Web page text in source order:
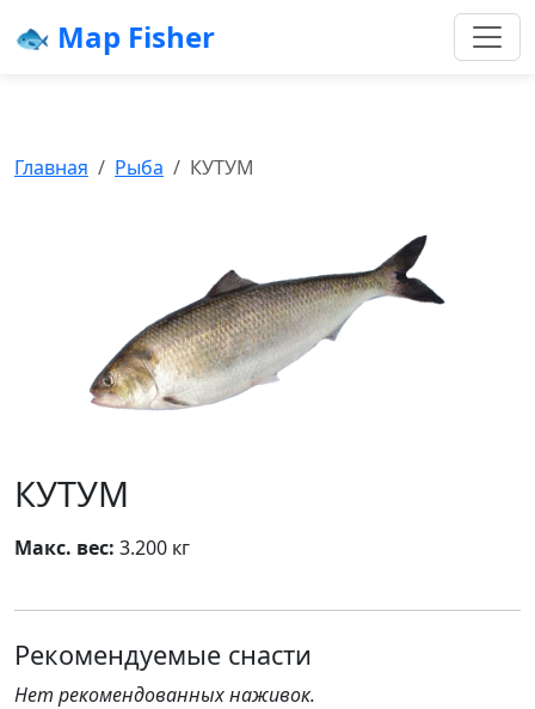
🐟 Map Fisher
Главная Рыба КУТУМ
КУТУМ
Макс. вес: 3.200 кг
Рекомендуемые снасти
Нет рекомендованных наживок.